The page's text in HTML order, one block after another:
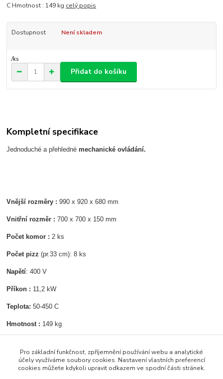
C Hmotnost : 149 kg celý popis
Dostupnost Není skladem
/ks
Přidat do košíku
Kompletní specifikace
Jednoduché a přehlednémechanické ovládání.
Vnější rozměry :990 x 920 x 680 mm
Vnitřní rozměr :700 x 700 x 150 mm
Počet komor : 2 ks
Počet pizz (pr.33 cm): 8 ks
Napětí: 400 V
Příkon : 11,2 kW
Teplota: 50-450 C
Hmotnost : 149 kg
Zboží zařazeno v kategoriích
Pro základní funkčnost, zpříjemnění používání webu a analytické
účely využíváme soubory cookies. Nastavení vlastních preferencí
cookies můžete kdykoli upravit odkazem ve spodní části stránek.